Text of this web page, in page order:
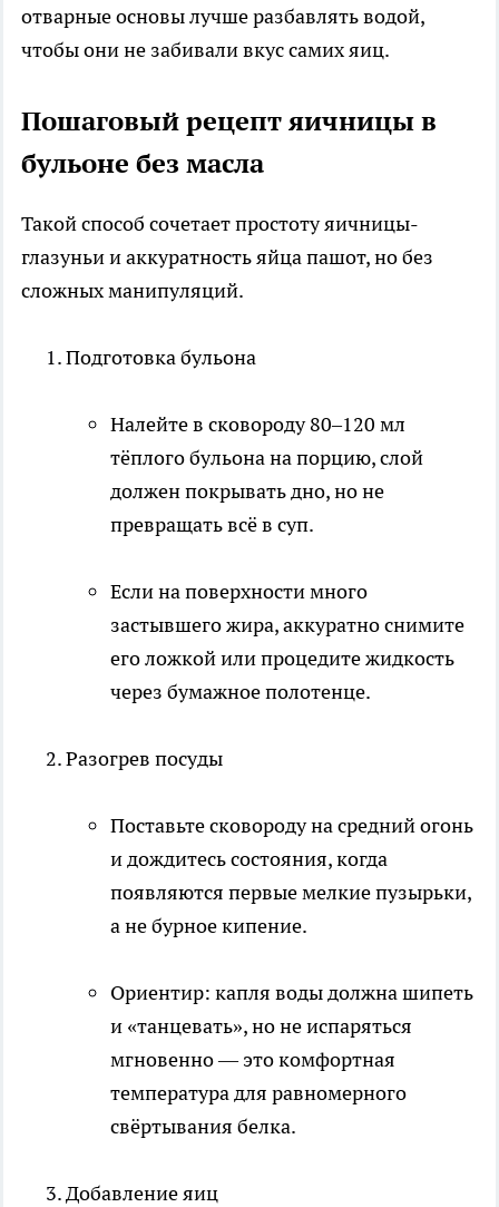
отварные основы лучше разбавлять водой,
чтобы они не забивали вкус самих яиц.​
Пошаговый рецепт яичницы в
бульоне без масла
Такой способ сочетает простоту яичницы-
глазуньи и аккуратность яйца пашот, но без
сложных манипуляций.
Подготовка бульона
Налейте в сковороду 80–120 мл
тёплого бульона на порцию, слой
должен покрывать дно, но не
превращать всё в суп.​
Если на поверхности много
застывшего жира, аккуратно снимите
его ложкой или процедите жидкость
через бумажное полотенце.​
Разогрев посуды
Поставьте сковороду на средний огонь
и дождитесь состояния, когда
появляются первые мелкие пузырьки,
а не бурное кипение.​
Ориентир: капля воды должна шипеть
и «танцевать», но не испаряться
мгновенно — это комфортная
температура для равномерного
свёртывания белка.
Добавление яиц